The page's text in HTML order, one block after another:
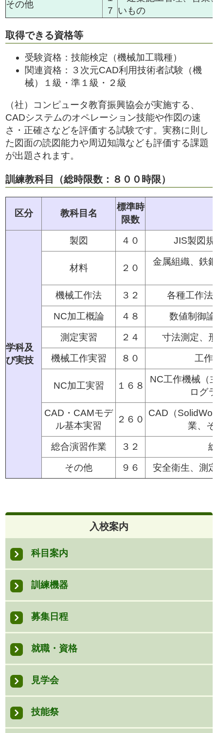
その他
７ いもの
取得できる資格等
受験資格：技能検定（機械加工職種）
関連資格：３次元CAD利用技術者試験（機
械）１級・準１級・２級
（社）コンピュータ教育振興協会が実施する、
CADシステムのオペレーション技能や作図の速
さ・正確さなどを評価する試験です。実務に則し
た図面の読図能力や周辺知識なども評価する課題
が出題されます。
訓練教科目（総時限数：８００時限）
区分 教科目名
標準時
限数
学科及
び実技
製図 ４０ JIS製図規
材料 ２０
金属組織、鉄
機械工作法 ３２ 各種工作法
NC加工概論 ４８ 数値制御
測定実習 ２４ 寸法測定、
機械工作実習 ８０ 工作
NC加工実習 １６８
NC工作機械（
ログ
CAD・CAMモデ
ル基本実習
２６０
CAD（
業、そ
総合演習作業 ３２
その他 ９６ 安全衛生、測
入校案内
科目案内
訓練機器
募集日程
就職・資格
見学会
技能祭